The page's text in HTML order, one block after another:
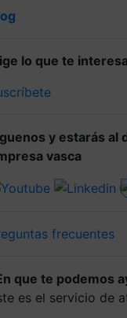
lo que te
y estarás al
vasca
frecuentes
que te podemos
es el servicio de